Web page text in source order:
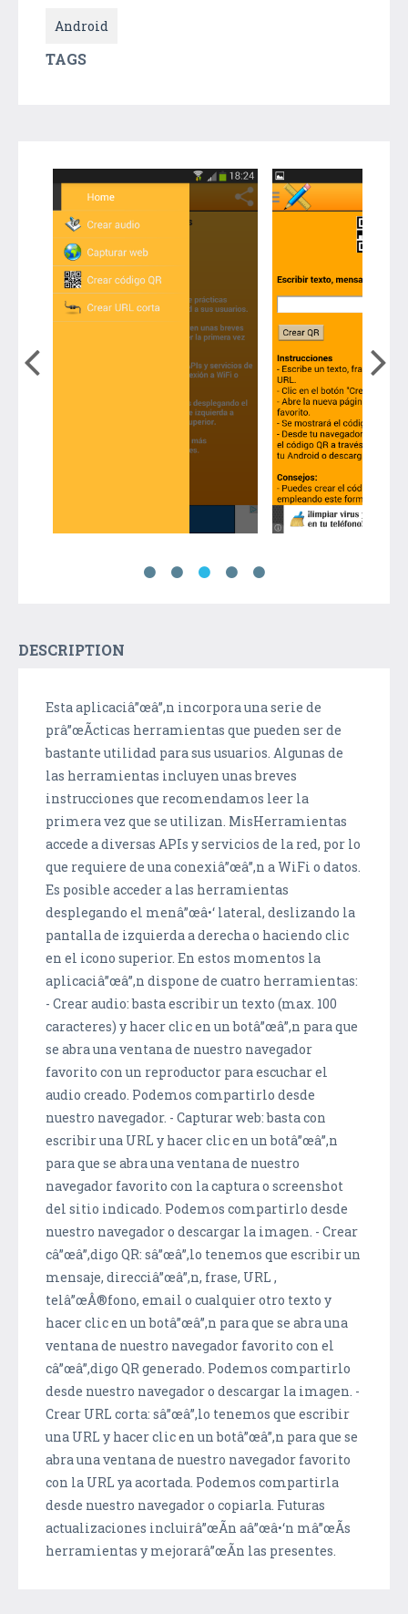
Android
TAGS
DESCRIPTION
Esta aplicaciâ”œâ”‚n incorpora una serie de
prâ”œÃ­cticas herramientas que pueden ser de
bastante utilidad para sus usuarios. Algunas de
las herramientas incluyen unas breves
instrucciones que recomendamos leer la
primera vez que se utilizan. MisHerramientas
accede a diversas APIs y servicios de la red, por lo
que requiere de una conexiâ”œâ”‚n a WiFi o datos.
Es posible acceder a las herramientas
desplegando el menâ”œâ•‘ lateral, deslizando la
pantalla de izquierda a derecha o haciendo clic
en el icono superior. En estos momentos la
aplicaciâ”œâ”‚n dispone de cuatro herramientas:
- Crear audio: basta escribir un texto (max. 100
caracteres) y hacer clic en un botâ”œâ”‚n para que
se abra una ventana de nuestro navegador
favorito con un reproductor para escuchar el
audio creado. Podemos compartirlo desde
nuestro navegador. - Capturar web: basta con
escribir una URL y hacer clic en un botâ”œâ”‚n
para que se abra una ventana de nuestro
navegador favorito con la captura o screenshot
del sitio indicado. Podemos compartirlo desde
nuestro navegador o descargar la imagen. - Crear
câ”œâ”‚digo QR: sâ”œâ”‚lo tenemos que escribir un
mensaje, direcciâ”œâ”‚n, frase, URL ,
telâ”œÂ®fono, email o cualquier otro texto y
hacer clic en un botâ”œâ”‚n para que se abra una
ventana de nuestro navegador favorito con el
câ”œâ”‚digo QR generado. Podemos compartirlo
desde nuestro navegador o descargar la imagen. -
Crear URL corta: sâ”œâ”‚lo tenemos que escribir
una URL y hacer clic en un botâ”œâ”‚n para que se
abra una ventana de nuestro navegador favorito
con la URL ya acortada. Podemos compartirla
desde nuestro navegador o copiarla. Futuras
actualizaciones incluirâ”œÃ­n aâ”œâ•‘n mâ”œÃ­s
herramientas y mejorarâ”œÃ­n las presentes.